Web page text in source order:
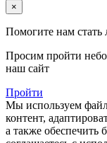
×
Помогите нам стать
Просим пройти
наш сайт
Пройти
Мы используем
контент,
а также обеспечить